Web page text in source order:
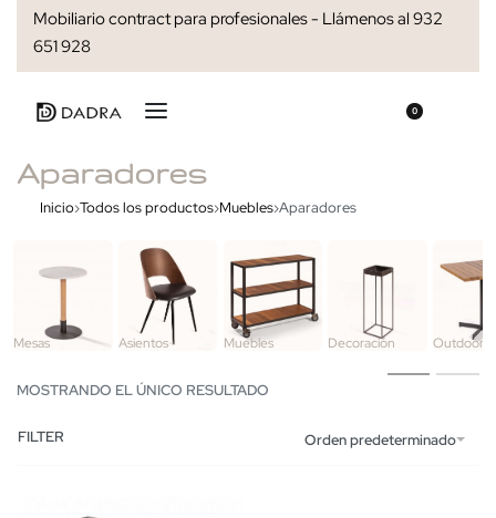
Mobiliario contract para profesionales - Llámenos al 932
651 928
0
Aparadores
Inicio›Todos los productos›Muebles›Aparadores
Mesas Asientos Muebles Decoración Outdoor
MOSTRANDO EL ÚNICO RESULTADO
Orden predeterminado
FILTER